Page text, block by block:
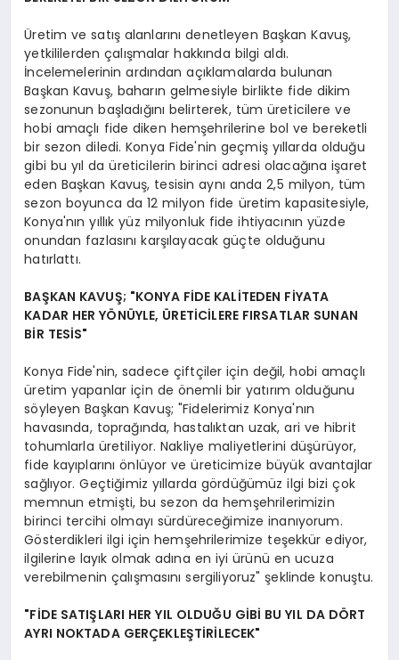
Üretim ve satış alanlarını denetleyen Başkan Kavuş,
yetkililerden çalışmalar hakkında bilgi aldı.
İncelemelerinin ardından açıklamalarda bulunan
Başkan Kavuş, baharın gelmesiyle birlikte fide dikim
sezonunun başladığını belirterek, tüm üreticilere ve
hobi amaçlı fide diken hemşehrilerine bol ve bereketli
bir sezon diledi. Konya Fide'nin geçmiş yıllarda olduğu
gibi bu yıl da üreticilerin birinci adresi olacağına işaret
eden Başkan Kavuş, tesisin aynı anda 2,5 milyon, tüm
sezon boyunca da 12 milyon fide üretim kapasitesiyle,
Konya'nın yıllık yüz milyonluk fide ihtiyacının yüzde
onundan fazlasını karşılayacak güçte olduğunu
hatırlattı.
BAŞKAN KAVUŞ; "KONYA FİDE KALİTEDEN FİYATA
KADAR HER YÖNÜYLE, ÜRETİCİLERE FIRSATLAR SUNAN
BİR TESİS"
Konya Fide'nin, sadece çiftçiler için değil, hobi amaçlı
üretim yapanlar için de önemli bir yatırım olduğunu
söyleyen Başkan Kavuş; "Fidelerimiz Konya'nın
havasında, toprağında, hastalıktan uzak, ari ve hibrit
tohumlarla üretiliyor. Nakliye maliyetlerini düşürüyor,
fide kayıplarını önlüyor ve üreticimize büyük avantajlar
sağlıyor. Geçtiğimiz yıllarda gördüğümüz ilgi bizi çok
memnun etmişti, bu sezon da hemşehrilerimizin
birinci tercihi olmayı sürdüreceğimize inanıyorum.
Gösterdikleri ilgi için hemşehrilerimize teşekkür ediyor,
ilgilerine layık olmak adına en iyi ürünü en ucuza
verebilmenin çalışmasını sergiliyoruz" şeklinde konuştu.
"FİDE SATIŞLARI HER YIL OLDUĞU GİBİ BU YIL DA DÖRT
AYRI NOKTADA GERÇEKLEŞTİRİLECEK"